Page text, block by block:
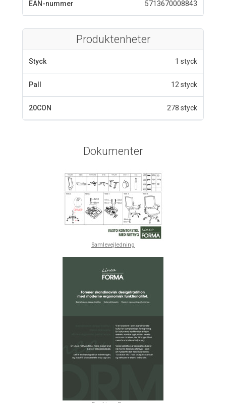
EAN-nummer 5713670008843
Produktenheter
Styck 1 styck
Pall 12 styck
20CON 278 styck
Dokumenter
Samlevejledning